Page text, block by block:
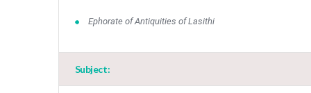
Ephorate of Antiquities of Lasithi
Subject: